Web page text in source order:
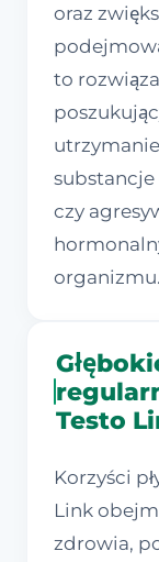
oraz
to
czy
organizmu.
Testo
Korzyści
Link
zdrowia,